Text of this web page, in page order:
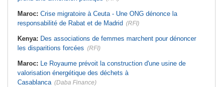
Maroc: Crise migratoire à Ceuta - Une ONG dénonce la
responsabilité de Rabat et de Madrid (RFI)
Kenya: Des associations de femmes marchent pour dénoncer
les disparitions forcées (RFI)
Maroc: Le Royaume prévoit la construction d'une usine de
valorisation énergétique des déchets à
Casablanca (Daba Finance)